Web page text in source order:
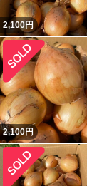
2,100円
2,100円